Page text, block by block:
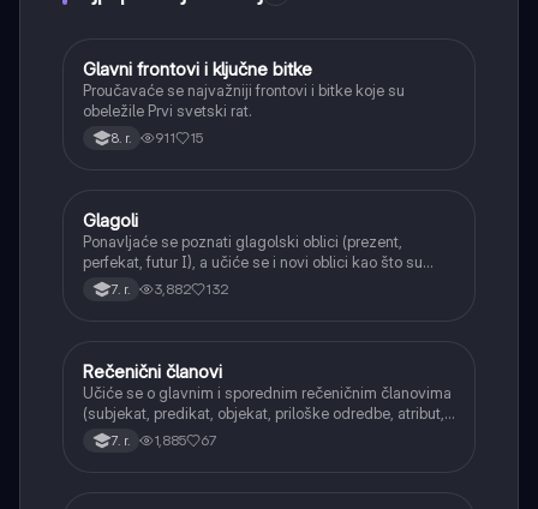
Istorija
Glavni frontovi i ključne bitke
Proučavaće se najvažniji frontovi i bitke koje su
obeležile Prvi svetski rat.
8. r. 911 15
Srpski jezik
Glagoli
Ponavljaće se poznati glagolski oblici (prezent,
perfekat, futur I), a učiće se i novi oblici kao što su
aorist, imperfekat, pluskvamperfekat, futur II, kao i
glagolski prilozi i pridevi.
7. r. 3,882 132
Srpski jezik
Rečenični članovi
Učiće se o glavnim i sporednim rečeničnim članovima
(subjekat, predikat, objekat, priloške odredbe, atribut,
apozicija) i njihovoj funkciji.
7. r. 1,885 67